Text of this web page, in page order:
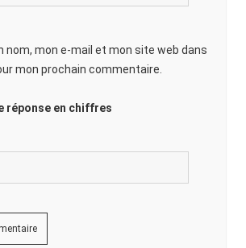
nom, mon e-mail et mon site web dans
mon prochain commentaire.
réponse en chiffres